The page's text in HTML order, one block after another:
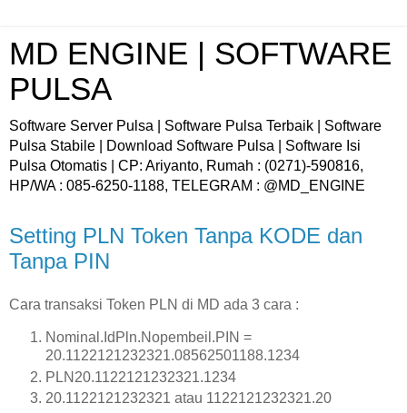
MD ENGINE | SOFTWARE
PULSA
Software Server Pulsa | Software Pulsa Terbaik | Software
Pulsa Stabile | Download Software Pulsa | Software Isi
Pulsa Otomatis | CP: Ariyanto, Rumah : (0271)-590816,
HP/WA : 085-6250-1188, TELEGRAM : @MD_ENGINE
Setting PLN Token Tanpa KODE dan
Tanpa PIN
Cara transaksi Token PLN di MD ada 3 cara :
Nominal.IdPln.Nopembeil.PIN =
20.1122121232321.08562501188.1234
PLN20.1122121232321.1234
20.1122121232321 atau 1122121232321.20